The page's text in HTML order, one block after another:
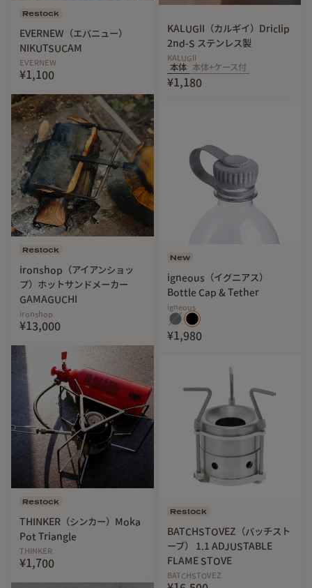
Restock
EVERNEW（エバニュー）
NIKUTSUCAM
EVERNEW
¥1,100
Restock
ironshop（アイアンショッ
プ）ホットサンドメーカー
GAMAGUCHI
ironshop
¥13,000
Restock
THINKER（シンカー）Moka
Pot Triangle
THINKER
¥1,700
KALUGII（カルギイ）Driclip
2nd-S ステンレス製
KALUGII
本体 本体+ケース付
¥1,180
New
igneous（イグニアス）
Bottle Cap & Tether
igneous
¥1,980
Restock
BATCHSTOVEZ（バッチスト
ーブ） 1.1 ADJUSTABLE
FLAME STOVE
BATCHSTOVEZ